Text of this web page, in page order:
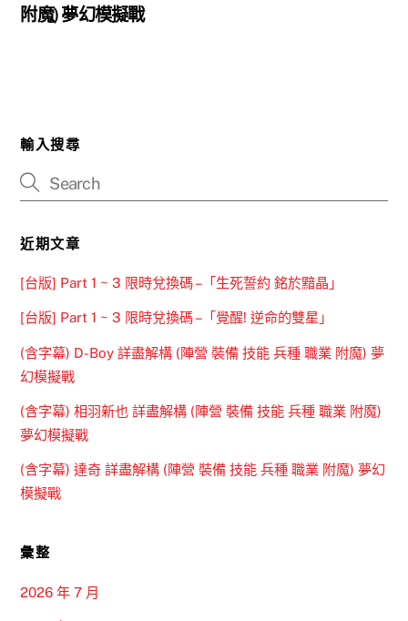
附魔) 夢幻模擬戰
輸入搜尋
近期文章
[台版] Part 1 ~ 3 限時兌換碼 –「生死誓約 銘於黯晶」
[台版] Part 1 ~ 3 限時兌換碼 –「覺醒! 逆命的雙星」
(含字幕) D-Boy 詳盡解構 (陣營 裝備 技能 兵種 職業 附魔) 夢
幻模擬戰
(含字幕) 相羽新也 詳盡解構 (陣營 裝備 技能 兵種 職業 附魔)
夢幻模擬戰
(含字幕) 達奇 詳盡解構 (陣營 裝備 技能 兵種 職業 附魔) 夢幻
模擬戰
彙整
2026 年 7 月